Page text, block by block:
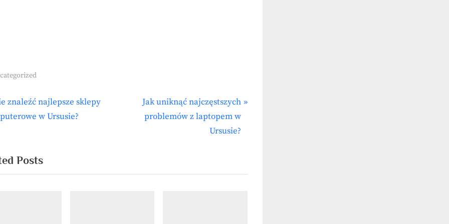
znaleźć najlepsze sklepy
w Ursusie?
N
e
o
Jak uniknąć najczęstszych
problemów z laptopem w
Ursusie?
Posts